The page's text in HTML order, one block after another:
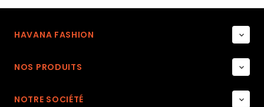
HAVANA FASHION 
NOS PRODUITS 
NOTRE SOCIÉTÉ 